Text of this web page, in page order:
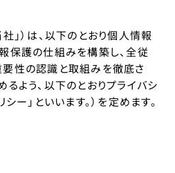
」）は、以下のとおり個人情報
保護の仕組みを構築し、全従
性の認識と取組みを徹底さ
よう、以下のとおりプライバシ
ー」といいます。）を定めます。